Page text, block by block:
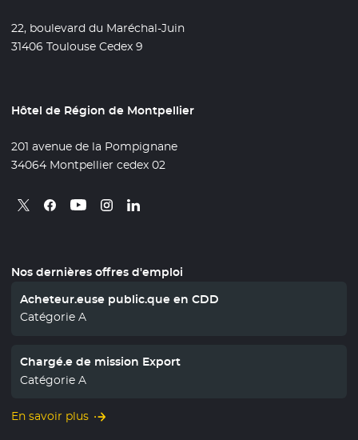
22, boulevard du Maréchal-Juin
31406 Toulouse Cedex 9
Hôtel de Région de Montpellier
201 avenue de la Pompignane
34064 Montpellier cedex 02
Retrouvez nous sur X
- Nouvelle fenêtre
Retrouvez nous sur Facebook
- Nouvelle fenêtre
Retrouvez nous sur Youtube
- Nouvelle fenêtre
Retrouvez nous sur Instagram
- Nouvelle fenêtre
Retrouvez nous sur Linkedin
- Nouvelle fenêtre
Nos dernières offres d'emploi
Acheteur.euse public.que en CDD
Catégorie A
Chargé.e de mission Export
Catégorie A
En savoir plus